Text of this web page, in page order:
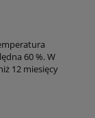
60 %. W
12 miesięcy